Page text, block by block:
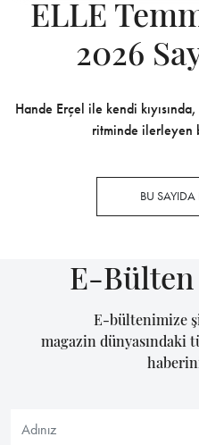
ELLE
2026
Hande Erçel ile kendi
ritminde ilerleyen
BU SAYIDA
E-
E-bültenimize
magazin dünyasındaki